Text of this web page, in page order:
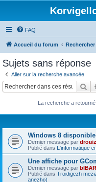
FAQ
Accueil du forum Rechercher
Sujets sans réponse
Aller sur la recherche avancée
La recherche a
Windows 8
Dernier message par
Publié dans L'informatique
Une affiche pour
Dernier message par bIBAR
Publié dans Troidigezh
anezho)